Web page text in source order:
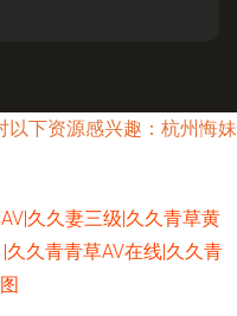
以下资源感兴趣：杭州悔妹
久久妻三级|久久青草黄
久青青草AV在线|久久青
伊人干B 欧美操欧美 变态另类